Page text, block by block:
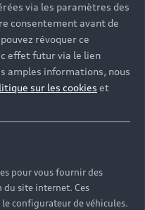
via les paramètres des
consentement avant de
révoquer ce
effet futur via le lien
amples informations, nous
sur les cookies et
pour vous fournir des
site internet. Ces
configurateur de véhicules.